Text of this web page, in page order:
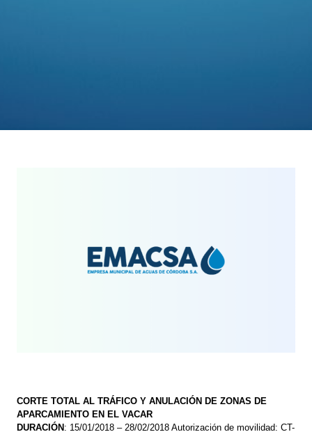
CORTE TOTAL AL TRÁFICO Y ANULACIÓN DE ZONAS DE
APARCAMIENTO EN EL VACAR
DURACIÓN : 15/01/2018 – 28/02/2018 Autorización de movilidad: CT-